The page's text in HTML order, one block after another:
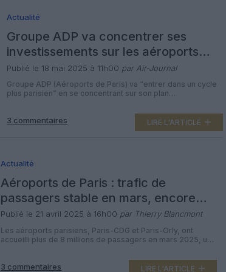
Actualité
Groupe ADP va concentrer ses
investissements sur les aéroports
parisiens
Publié le 18 mai 2025 à 11h00 par Air-Journal
Groupe ADP (Aéroports de Paris) va “entrer dans un cycle
plus parisien” en se concentrant sur son plan
Pascal. Le “premier axe” de la stratégie de Philippe Pascal
est de “réinvestir dans (son) coeur de métier parisien en
transformant (ses) infrastructures, en accompagnant la
3 commentaires LIRE L'ARTICLE
Actualité
Aéroports de Paris : trafic de
passagers stable en mars, encore
inférieur aux niveaux pré-Covid
Publié le 21 avril 2025 à 16h00 par Thierry Blancmont
Les aéroports parisiens, Paris-CDG et Paris-Orly, ont
accueilli plus de 8 millions de passagers en mars 2025, un
(+0,7%) mais à seulement 92,5 % des niveaux de mars
2019. Le mois dernier, le trafic à Paris-CDG, premier
3 commentaires LIRE L'ARTICLE